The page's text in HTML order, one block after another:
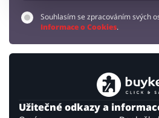
Souhlasím se zpracováním svých
Informace o Cookies.
Užitečné odkazy a